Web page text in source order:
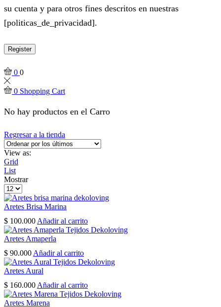
su cuenta y para otros fines descritos en nuestras
[politicas_de_privacidad].
Register
0 0
0 Shopping Cart
No hay productos en el Carro
Regresar a la tienda
View as:
Grid
List
Mostrar
Products
per
page
Aretes Brisa Marina
$ 100.000 Añadir al carrito
Aretes Amaperla
$ 90.000 Añadir al carrito
Aretes Aural
$ 160.000Añadir al carrito
Aretes Marena